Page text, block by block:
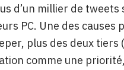
d’un millier de tweets
PC. Une des causes
plus des deux
comme une